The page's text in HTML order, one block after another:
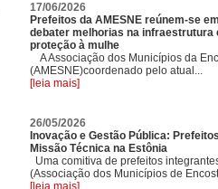
17/06/2026
Prefeitos da AMESNE reúnem-se
debater melhorias na infraestrutura
proteção à mulhe
A Associação dos Municípios da
(AMESNE)coordenado pelo atual...
[leia mais]
26/05/2026
Inovação e Gestão Pública:
Missão Técnica na Estônia
Uma comitiva de prefeitos
(Associação dos Municípios de
[leia mais]